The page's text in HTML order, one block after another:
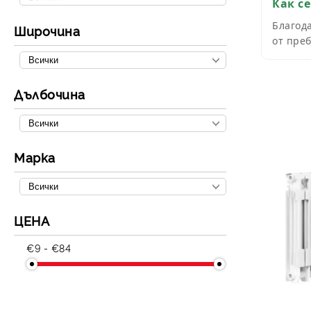
Широчина
Дълбочина
Марка
ЦЕНА
€9 - €84
Как
от